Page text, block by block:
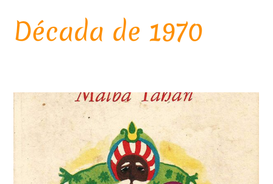
Década de 1970